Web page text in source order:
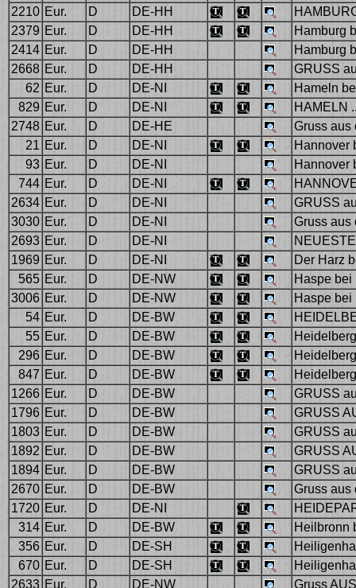
2210 Eur. D DE-HH
2379 Eur. D DE-HH
Hamburg
2414 Eur. D DE-HH
Hamburg
2668 Eur. D DE-HH
GRUSS
62 Eur. D DE-NI
Hameln
829 Eur. D DE-NI
HAMELN
2748 Eur. D DE-HE
Gruss aus
21 Eur. D DE-NI
Hannover
93 Eur. D DE-NI
Hannover
744 Eur. D DE-NI
2634 Eur. D DE-NI
GRUSS
3030 Eur. D DE-NI
Gruss aus
2693 Eur. D DE-NI
1969 Eur. D DE-NI
Der Harz
565 Eur. D DE-NW
Haspe bei
3006 Eur. D DE-NW
Haspe bei
54 Eur. D DE-BW
55 Eur. D DE-BW
296 Eur. D DE-BW
847 Eur. D DE-BW
1266 Eur. D DE-BW
GRUSS
1796 Eur. D DE-BW
GRUSS
1803 Eur. D DE-BW
GRUSS
1892 Eur. D DE-BW
GRUSS
1894 Eur. D DE-BW
GRUSS
2670 Eur. D DE-BW
Gruss aus
1720 Eur. D DE-NI
314 Eur. D DE-BW
Heilbronn
356 Eur. D DE-SH
670 Eur. D DE-SH
2633 Eur. D DE-NW Gruss